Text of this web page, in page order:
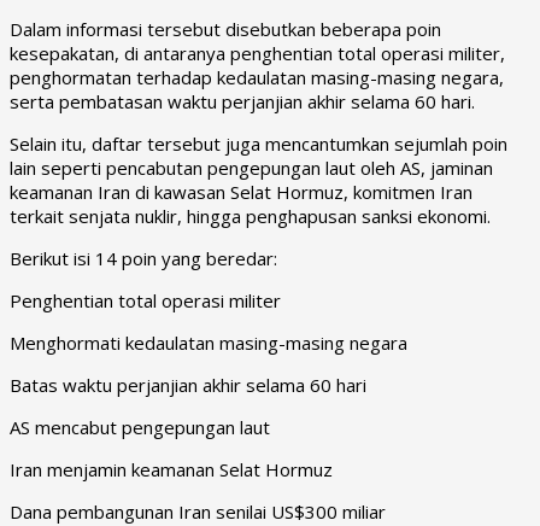
Dalam informasi tersebut disebutkan beberapa poin
kesepakatan, di antaranya penghentian total operasi militer,
penghormatan terhadap kedaulatan masing-masing negara,
serta pembatasan waktu perjanjian akhir selama 60 hari.
Selain itu, daftar tersebut juga mencantumkan sejumlah poin
lain seperti pencabutan pengepungan laut oleh AS, jaminan
keamanan Iran di kawasan Selat Hormuz, komitmen Iran
terkait senjata nuklir, hingga penghapusan sanksi ekonomi.
Berikut isi 14 poin yang beredar:
Penghentian total operasi militer
Menghormati kedaulatan masing-masing negara
Batas waktu perjanjian akhir selama 60 hari
AS mencabut pengepungan laut
Iran menjamin keamanan Selat Hormuz
Dana pembangunan Iran senilai US$300 miliar